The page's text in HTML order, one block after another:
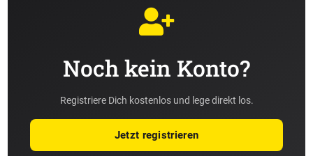
Noch kein Konto?
Registriere Dich kostenlos und lege direkt los.
Jetzt registrieren